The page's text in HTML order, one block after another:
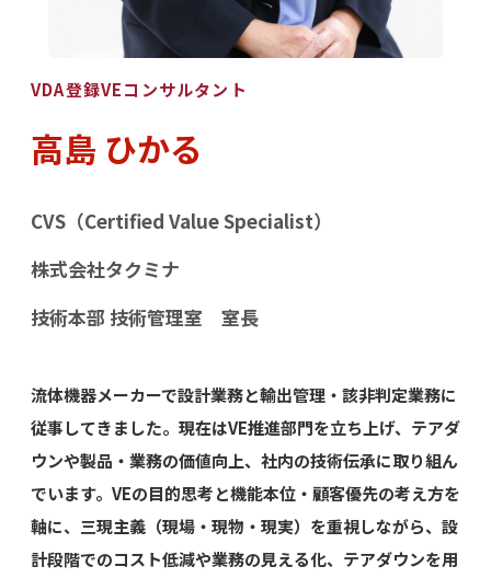
VDA登録VEコンサルタント
高島 ひかる
CVS（Certified Value Specialist）
株式会社タクミナ
技術本部 技術管理室 室長
流体機器メーカーで設計業務と輸出管理・該非判定業務に
従事してきました。現在はVE推進部門を立ち上げ、テアダ
ウンや製品・業務の価値向上、社内の技術伝承に取り組ん
でいます。VEの目的思考と機能本位・顧客優先の考え方を
軸に、三現主義（現場・現物・現実）を重視しながら、設
計段階でのコスト低減や業務の見える化、テアダウンを用